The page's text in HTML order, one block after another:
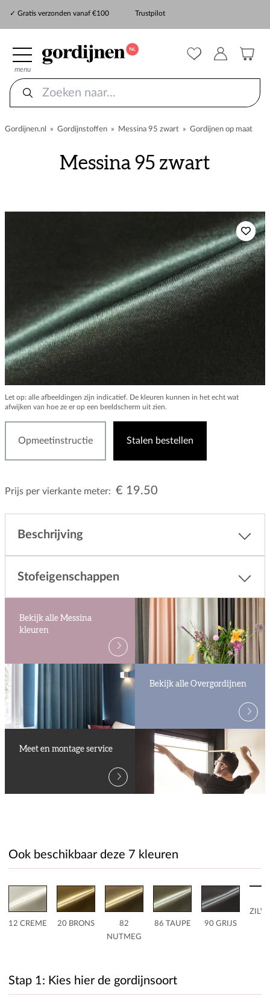
✓ Gratis verzonden vanaf €100
Trustpilot
menu
Gordijnen.nl » Gordijnstoffen » Messina 95 zwart » Gordijnen op maat
Messina 95 zwart
Let op: alle afbeeldingen zijn indicatief. De kleuren kunnen in het echt wat
afwijken van hoe ze er op een beeldscherm uit zien.
Opmeetinstructie Stalen bestellen
Prijs per vierkante meter: € 19.50
Beschrijving
Stofeigenschappen
Bekijk alle Messina
kleuren
Bekijk alle Overgordijnen
Meet en montage service
Ook beschikbaar deze 7 kleuren
12 CREME 20 BRONS
82
NUTMEG
86 TAUPE 90 GRIJS
Stap 1: Kies hier de gordijnsoort